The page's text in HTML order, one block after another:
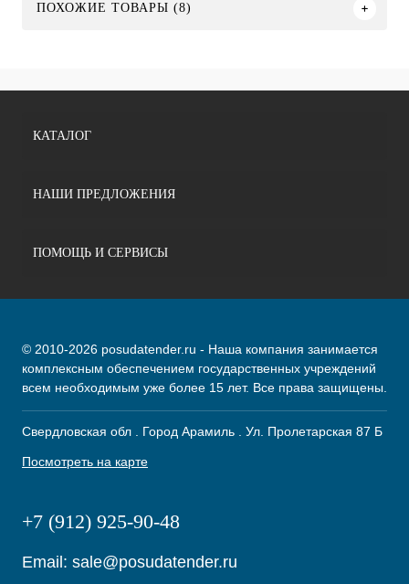
ПОХОЖИЕ ТОВАРЫ (8)
КАТАЛОГ
НАШИ ПРЕДЛОЖЕНИЯ
ПОМОЩЬ И СЕРВИСЫ
© 2010-2026 posudatender.ru - Наша компания занимается
комплексным обеспечением государственных учреждений
всем необходимым уже более 15 лет. Все права защищены.
Свердловская обл . Город Арамиль . Ул. Пролетарская 87 Б
Посмотреть на карте
+7 (912) 925-90-48
Email: sale@posudatender.ru